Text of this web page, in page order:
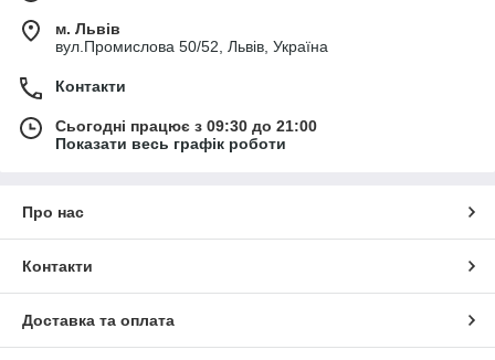
м. Львів
вул.Промислова 50/52, Львів, Україна
Контакти
Сьогодні працює з 09:30 до 21:00
Показати весь графік роботи
Про нас
Контакти
Доставка та оплата